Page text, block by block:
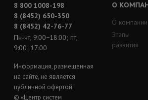
8 800 1008-198
8 (8452) 650-350
8 (8452) 42-76-77
Пн-чт, 9:00−18:00; пт,
9:00−17:00
Информация, размещенная
на сайте, не является
публичной офертой
© «Центр систем
О
О компании
Этапы
развития